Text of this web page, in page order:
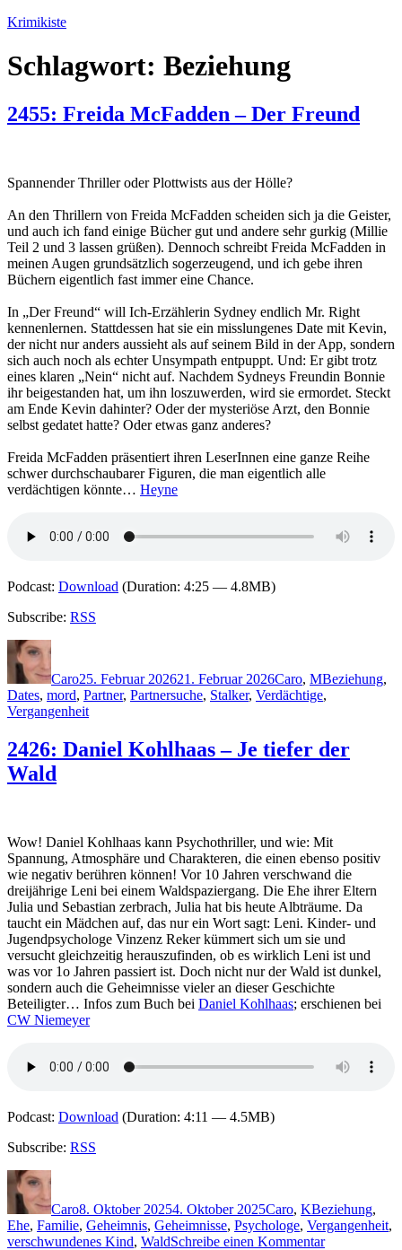
Zum
springen
Krimikiste
Schlagwort: Beziehung
2455: Freida McFadden – Der Freund
Spannender Thriller oder Plottwists aus der Hölle?
An den Thrillern von Freida McFadden scheiden sich ja die Geister,
und auch ich fand einige Bücher gut und andere sehr gurkig (Millie
Teil 2 und 3 lassen grüßen). Dennoch schreibt Freida McFadden in
meinen Augen grundsätzlich sogerzeugend, und ich gebe ihren
Büchern eigentlich fast immer eine Chance.
In „Der Freund“ will Ich-Erzählerin Sydney endlich Mr. Right
kennenlernen. Stattdessen hat sie ein misslungenes Date mit Kevin,
der nicht nur anders aussieht als auf seinem Bild in der App, sondern
sich auch noch als echter Unsympath entpuppt. Und: Er gibt trotz
eines klaren „Nein“ nicht auf. Nachdem Sydneys Freundin Bonnie
ihr beigestanden hat, um ihn loszuwerden, wird sie ermordet. Steckt
am Ende Kevin dahinter? Oder der mysteriöse Arzt, den Bonnie
selbst gedatet hatte? Oder etwas ganz anderes?
Freida McFadden präsentiert ihren LeserInnen eine ganze Reihe
schwer durchschaubarer Figuren, die man eigentlich alle
verdächtigen könnte… Heyne
Podcast: Download (Duration: 4:25 — 4.8MB)
Subscribe: RSS
Autor
Caro25. Februar 202621. Februar 2026Caro, MBeziehung,
Dates, mord, Partner, Partnersuche, Stalker, Verdächtige,
Vergangenheit
2426: Daniel Kohlhaas – Je tiefer der
Wald
Wow! Daniel Kohlhaas kann Psychothriller, und wie: Mit
Spannung, Atmosphäre und Charakteren, die einen ebenso positiv
wie negativ berühren können! Vor 10 Jahren verschwand die
dreijährige Leni bei einem Waldspaziergang. Die Ehe ihrer Eltern
Julia und Sebastian zerbrach, Julia hat bis heute Albträume. Da
taucht ein Mädchen auf, das nur ein Wort sagt: Leni. Kinder- und
Jugendpsychologe Vinzenz Reker kümmert sich um sie und
versucht gleichzeitig herauszufinden, ob es wirklich Leni ist und
was vor 1o Jahren passiert ist. Doch nicht nur der Wald ist dunkel,
sondern auch die Geheimnisse vieler an dieser Geschichte
Beteiligter… Infos zum Buch bei Daniel Kohlhaas; erschienen bei
CW Niemeyer
Podcast: Download (Duration: 4:11 — 4.5MB)
Subscribe: RSS
Autor
Caro8. Oktober 20254. Oktober 2025Caro, KBeziehung,
Ehe, Familie, Geheimnis, Geheimnisse, Psychologe, Vergangenheit,
verschwundenes Kind, WaldSchreibe einen Kommentarzu